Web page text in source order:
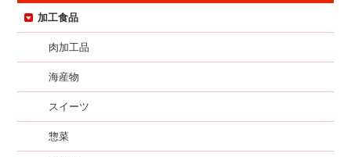
加工食品
肉加工品
海産物
スイーツ
惣菜